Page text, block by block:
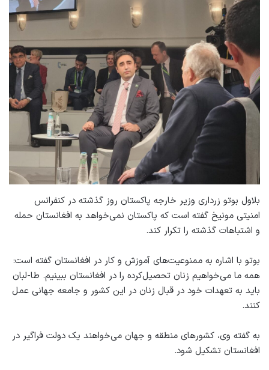
بلاول بوتو زرداری وزیر خارجه پاکستان روز گذشته در کنفرانس
امنیتی مونیخ گفته است که پاکستان نمی‌خواهد به افغانستان حمله
و اشتباهات گذشته را تکرار کند.
بوتو با اشاره به ممنوعیت‌های آموزش و کار در افغانستان گفته است:
همه ما می‌خواهیم زنان تحصیل‌کرده را در افغانستان ببینیم. طا-لبان
باید به تعهدات خود در قبال زنان در این کشور و جامعه جهانی عمل
کنند.
به گفته وی، کشورهای منطقه و جهان می‌خواهند یک دولت فراگیر در
افغانستان تشکیل شود.